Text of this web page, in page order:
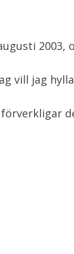
2003,
vill jag